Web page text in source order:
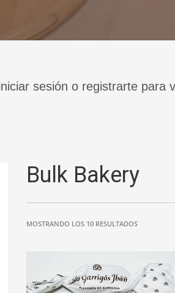
sesión o registrarte para
Bulk Bakery
MOSTRANDO LOS 10 RESULTADOS